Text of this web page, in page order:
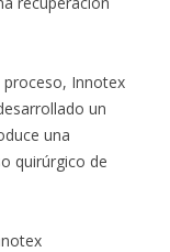
proceso, Innotex
un
una
quirúrgico de